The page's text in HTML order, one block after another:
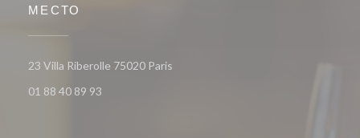
МЕСТО
23 Villa Riberolle 75020 Paris
01 88 40 89 93